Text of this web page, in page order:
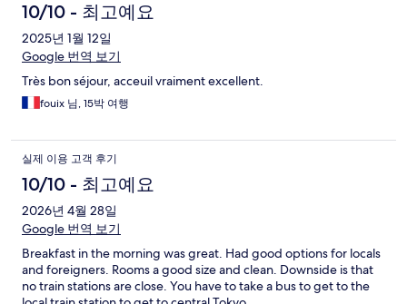
10/10 - 최고예요
2025년 1월 12일
Google 번역 보기
Très bon séjour, acceuil vraiment excellent.
fouix 님, 15박 여행
실제 이용 고객 후기
10/10 - 최고예요
2026년 4월 28일
Google 번역 보기
Breakfast in the morning was great. Had good options for locals
and foreigners. Rooms a good size and clean. Downside is that
no train stations are close. You have to take a bus to get to the